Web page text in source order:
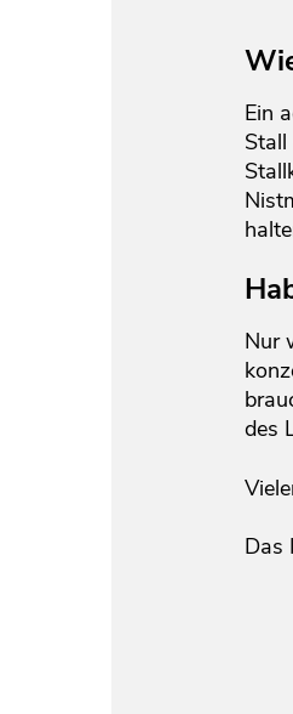
Ein
Nur
des
Das